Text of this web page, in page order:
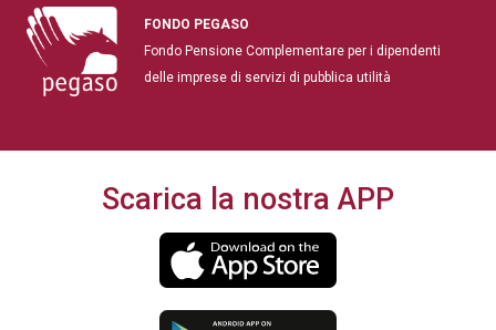
FONDO PEGASO
Fondo Pensione Complementare per i dipendenti
delle imprese di servizi di pubblica utilità
Scarica la nostra APP